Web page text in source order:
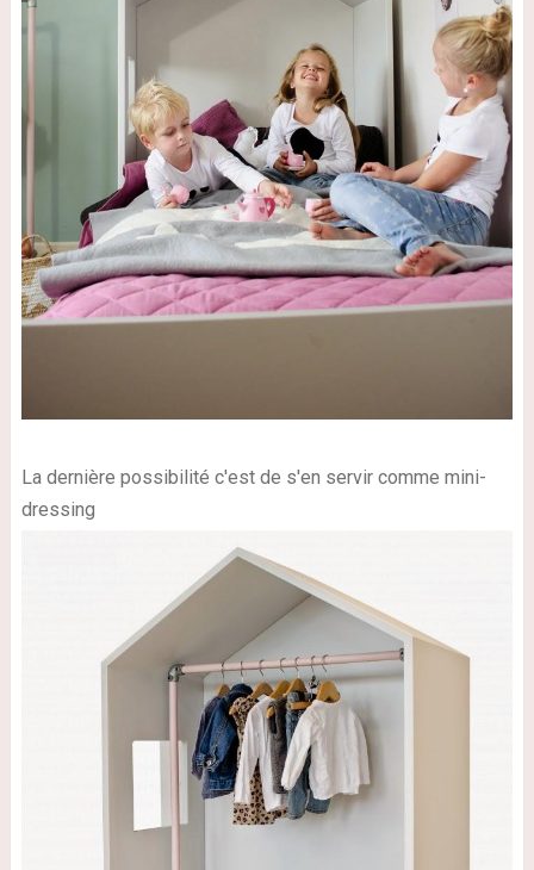
La dernière possibilité c'est de s'en servir comme mini-
dressing